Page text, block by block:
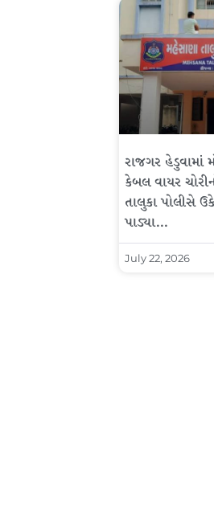
રાજગર હેડુવામાં
કેબલ વાયર
તાલુકા પોલીસે
પાડ્યા…
July 22, 2026